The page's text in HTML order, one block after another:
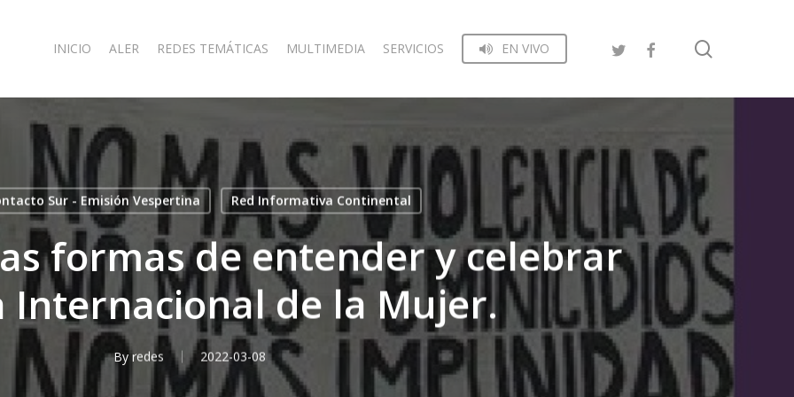
INICIO ALER REDES TEMÁTICAS MULTIMEDIA SERVICIOS EN VIVO
Sur - Emisión Vespertina Red Informativa Continental
formas de entender y celebrar
Internacional de la Mujer.
By redes 2022-03-08